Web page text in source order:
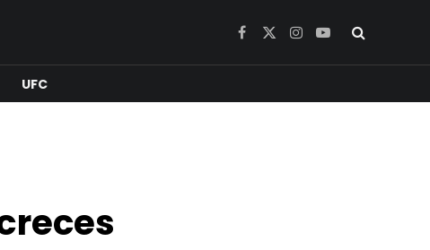
Facebook
X
Instagram
YouTube
UFC